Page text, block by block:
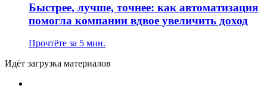
Быстрее, лучше, точнее: как автоматизация
помогла компании вдвое увеличить доход
Прочтёте за 5 мин.
Идёт загрузка материалов